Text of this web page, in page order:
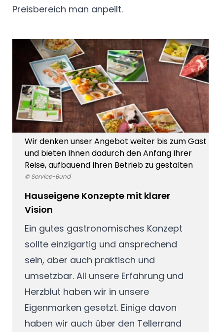
Preisbereich man anpeilt.
Hauseigene Konzepte mit klarer
Vision
Ein gutes gastronomisches Konzept
sollte einzigartig und ansprechend
sein, aber auch praktisch und
umsetzbar. All unsere Erfahrung und
Herzblut haben wir in unsere
Eigenmarken gesetzt. Einige davon
haben wir auch über den Tellerrand
Wir denken unser Angebot weiter bis zum Gast
und bieten Ihnen dadurch den Anfang Ihrer
Reise, aufbauend Ihren Betrieb zu gestalten
© Service-Bund